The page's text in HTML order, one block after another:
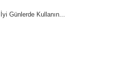
İyi Günlerde Kullanın...